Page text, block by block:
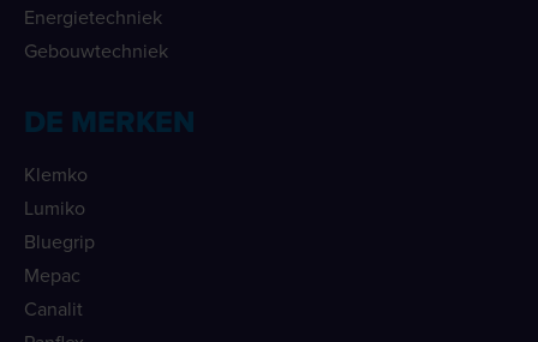
Energietechniek
Gebouwtechniek
DE MERKEN
Klemko
Lumiko
Bluegrip
Mepac
Canalit